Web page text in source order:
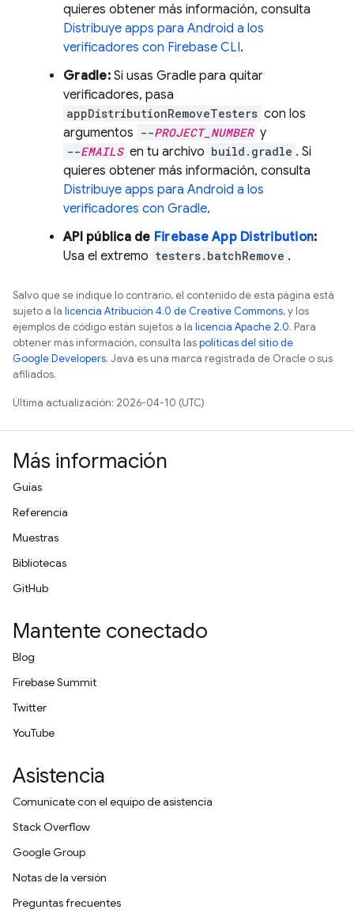
quieres obtener más información, consulta
Distribuye apps para Android a los
verificadores con Firebase CLI.
Gradle:Si usas Gradle para quitar
verificadores, pasa
appDistributionRemoveTesters con los
argumentos --PROJECT_NUMBER y
--EMAILS en tu archivo build.gradle . Si
quieres obtener más información, consulta
Distribuye apps para Android a los
verificadores con Gradle.
API pública de FirebaseApp Distribution:
Usa el extremo testers.batchRemove .
Salvo que se indique lo contrario, el contenido de esta página está
sujeto a la licencia Atribución 4.0 de Creative Commons, y los
ejemplos de código están sujetos a la licencia Apache 2.0. Para
obtener más información, consulta laspolíticas del sitio de
Google Developers. Java es una marca registrada de Oracle o sus
afiliados.
Última actualización: 2026-04-10 (UTC)
Más información
Guías
Referencia
Muestras
Bibliotecas
GitHub
Mantente conectado
Blog
Firebase Summit
Twitter
YouTube
Asistencia
Comunícate con el equipo de asistencia
Stack Overflow
Google Group
Notas de la versión
Preguntas frecuentes